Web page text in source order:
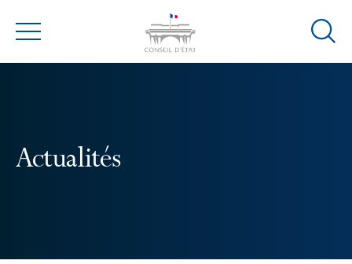
Menu
Ouvrir
Actualités